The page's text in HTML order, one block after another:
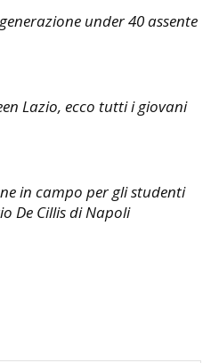
under 40 assente
Lazio, ecco tutti i giovani
in campo per gli studenti
De Cillis di Napoli